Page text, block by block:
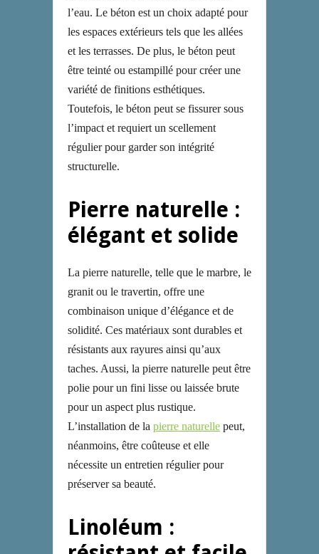
l’eau. Le béton est un choix adapté pour
les espaces extérieurs tels que les allées
et les terrasses. De plus, le béton peut
être teinté ou estampillé pour créer une
variété de finitions esthétiques.
Toutefois, le béton peut se fissurer sous
l’impact et requiert un scellement
régulier pour garder son intégrité
structurelle.
Pierre naturelle :
élégant et solide
La pierre naturelle, telle que le marbre, le
granit ou le travertin, offre une
combinaison unique d’élégance et de
solidité. Ces matériaux sont durables et
résistants aux rayures ainsi qu’aux
taches. Aussi, la pierre naturelle peut être
polie pour un fini lisse ou laissée brute
pour un aspect plus rustique.
L’installation de la pierre naturelle peut,
néanmoins, être coûteuse et elle
nécessite un entretien régulier pour
préserver sa beauté.
Linoléum :